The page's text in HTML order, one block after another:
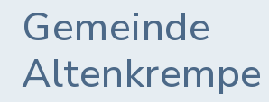
Gemeinde
Altenkrempe